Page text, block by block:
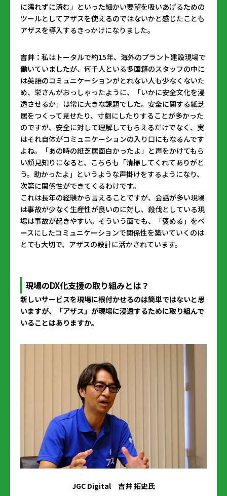
に濡れずに済む」といった細かい要望を吸いあげるための
ツールとしてアザスを使えるのではないかと感じたことも
アザスを導入するきっかけになりました。
吉井： 私はトータルで約15年、海外のプラント建設現場で
働いていましたが、何千人といる多国籍のスタッフの中に
は英語のコミュニケーションがとれない人も少なくないた
め、栄さんがおっしゃったように、「いかに安全文化を浸
透させるか」は常に大きな課題でした。安全に関する紙芝
居をつくって見せたり、寸劇にしたりすることが多かった
のですが、安全に対して理解してもらえるだけでなく、実
はそれ自体がコミュニケーションの入り口にもなるんです
よね。「あの時の紙芝居面白かったよ」と声をかけてもら
い顔見知りになると、こちらも「清掃してくれてありがと
う。助かったよ」というような声掛けをするようになり、
次第に関係性ができてくるわけです。
これは長年の経験から言えることですが、会話が多い現場
は事故が少なく生産性が良いのに対し、殺伐としている現
場は事故が起きやすい。そういう面でも、「褒める」をベ
ースにしたコミュニケーションで関係性を築いていくのは
とても大切で、アザスの設計に活かされています。
現場のDX化支援の取り組みとは？
――新しいサービスを現場に根付かせるのは簡単ではないと思
いますが、「アザス」が現場に浸透するために取り組んで
いることはありますか。
JGC Digital 吉井 拓史氏